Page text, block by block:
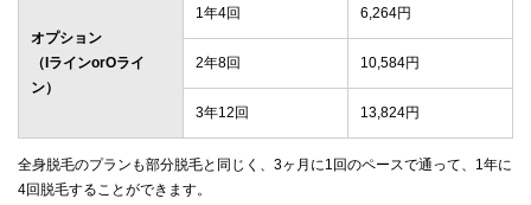
オプション
（IラインorOライ
ン）
1年4回 6,264円
2年8回 10,584円
3年12回 13,824円
全身脱毛のプランも部分脱毛と同じく、3ヶ月に1回のペースで通って、1年に
4回脱毛することができます。